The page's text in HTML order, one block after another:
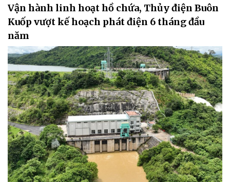
Vận hành linh hoạt hồ chứa, Thủy điện Buôn
Kuốp vượt kế hoạch phát điện 6 tháng đầu
năm